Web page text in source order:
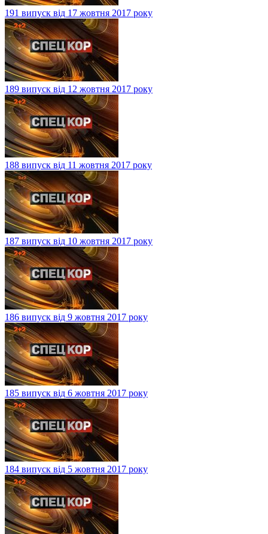
191 випуск від 17 жовтня 2017 року
189 випуск від 12 жовтня 2017 року
188 випуск від 11 жовтня 2017 року
187 випуск від 10 жовтня 2017 року
186 випуск від 9 жовтня 2017 року
185 випуск від 6 жовтня 2017 року
184 випуск від 5 жовтня 2017 року